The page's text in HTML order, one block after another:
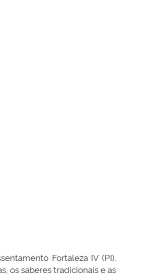
Fortaleza IV (PI).
os saberes tradicionais e as